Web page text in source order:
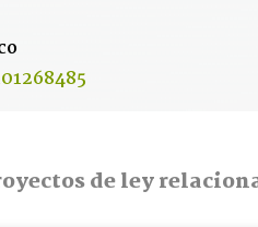
de ley